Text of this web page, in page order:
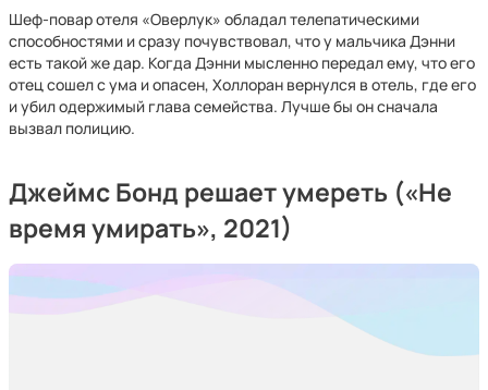
Шеф-повар отеля «Оверлук» обладал телепатическими
способностями и сразу почувствовал, что у мальчика Дэнни
есть такой же дар. Когда Дэнни мысленно передал ему, что его
отец сошел с ума и опасен, Холлоран вернулся в отель, где его
и убил одержимый глава семейства. Лучше бы он сначала
вызвал полицию.
Джеймс Бонд решает умереть («Не
время умирать», 2021)